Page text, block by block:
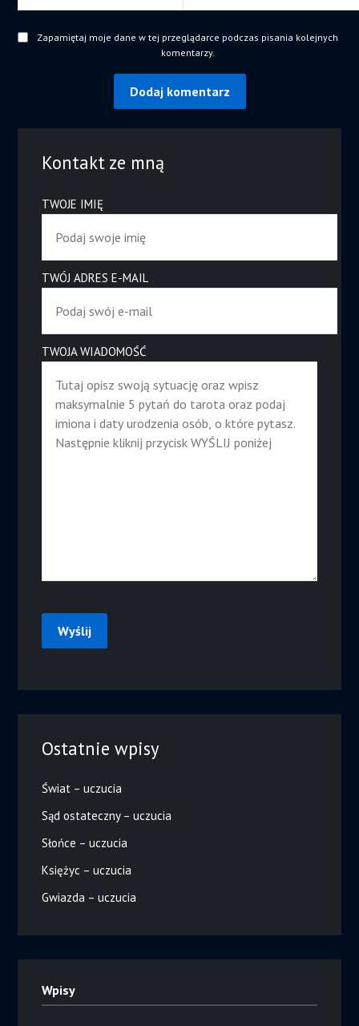
Zapamiętaj moje dane w tej przeglądarce podczas pisania kolejnych
komentarzy.
Kontakt ze mną
TWOJE IMIĘ
TWÓJ ADRES E-MAIL
TWOJA WIADOMOŚĆ
Ostatnie wpisy
Świat – uczucia
Sąd ostateczny – uczucia
Słońce – uczucia
Księżyc – uczucia
Gwiazda – uczucia
Wpisy